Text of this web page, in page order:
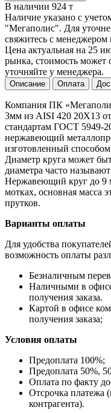
В наличии 924 т
Наличие указано с
"Мегаполис". Для
свяжитесь с менеджером
Цена актуальная на 25
рынка, стоимость может
уточняйте у менеджера.
Описание Оплата
Компания ПК
3мм из AISI 420 20Х13
стандартам ГОСТ 5949-
нержавеющий
изготовленный
Диаметр круга может
диаметра часто
Нержавеющий круг до 9
мотках, основная масса
прутков.
Варианты оплаты
Для удобства
возможность оплаты
Безналичным
Наличными в
получения заказа.
Картой в офисе
получения заказа;
Условия оплаты
Предоплата 100%;
Предоплата 50%,
Оплата по факту
Отсрочка платежа
контрагента).